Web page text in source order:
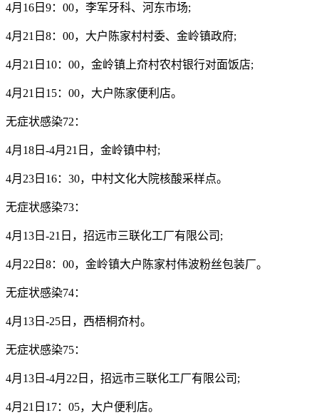
4月16日9：00，李军牙科、河东市场;
4月21日8：00，大户陈家村村委、金岭镇政府;
4月21日10：00，金岭镇上夼村农村银行对面饭店;
4月21日15：00，大户陈家便利店。
无症状感染72：
4月18日-4月21日，金岭镇中村;
4月23日16：30，中村文化大院核酸采样点。
无症状感染73：
4月13日-21日，招远市三联化工厂有限公司;
4月22日8：00，金岭镇大户陈家村伟波粉丝包装厂。
无症状感染74：
4月13日-25日，西梧桐夼村。
无症状感染75：
4月13日-4月22日，招远市三联化工厂有限公司;
4月21日17：05，大户便利店。